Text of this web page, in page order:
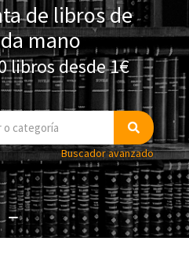
de libros de
mano
libros desde 1€
Buscador avanzado